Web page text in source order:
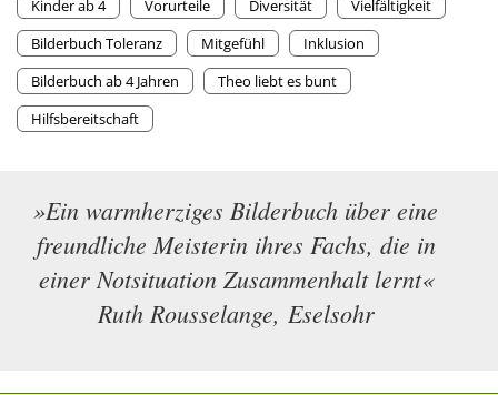
Kinder ab 4
Vorurteile Diversität
Vielfältigkeit
Bilderbuch Toleranz
Mitgefühl
Inklusion
Bilderbuch ab 4 Jahren
Theo liebt es bunt
Hilfsbereitschaft
»Ein warmherziges Bilderbuch über eine
freundliche Meisterin ihres Fachs, die in
einer Notsituation Zusammenhalt lernt«
Ruth Rousselange, Eselsohr